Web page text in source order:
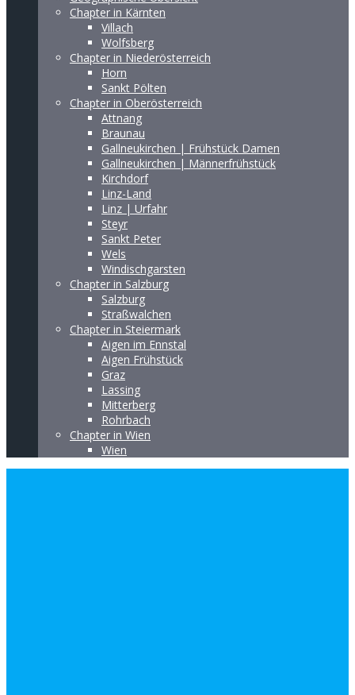
Chapter in Kärnten
Villach
Wolfsberg
Chapter in Niederösterreich
Horn
Sankt Pölten
Chapter in Oberösterreich
Attnang
Braunau
Gallneukirchen | Frühstück Damen
Gallneukirchen | Männerfrühstück
Kirchdorf
Linz-Land
Linz | Urfahr
Steyr
Sankt Peter
Wels
Windischgarsten
Chapter in Salzburg
Salzburg
Straßwalchen
Chapter in Steiermark
Aigen im Ennstal
Aigen Frühstück
Graz
Lassing
Mitterberg
Rohrbach
Chapter in Wien
Wien